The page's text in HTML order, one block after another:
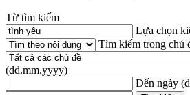
Từ tìm kiếm
Lựa chọn
Tìm kiếm trong chủ
(dd.mm.yyyy)
Đến ngày